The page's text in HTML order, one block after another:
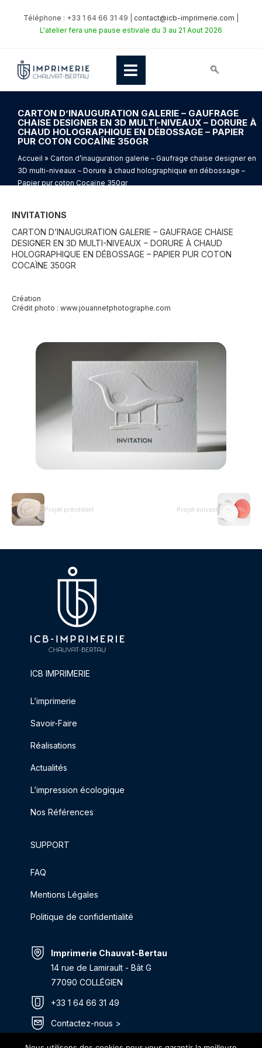
Téléphone : +33 1 64 66 31 49 | contact@icb-imprimerie.com
L'atelier fera une pause estivale du 3 au 21 Aout 2026
CARTON D’INAUGURATION GALERIE – GAUFRAGE
CHAISE DESIGNER EN 3D MULTI-NIVEAUX – DORURE À
CHAUD HOLOGRAPHIQUE EN DÉBOSSAGE – PAPIER
PUR COTON COCAÏNE 350GR
Accueil » Carton d’inauguration galerie – Gaufrage chaise designer en
3D multi-niveaux – Dorure à chaud holographique en débossage –
Papier pur coton Cocaïne 350gr
INVITATIONS
CARTON D’INAUGURATION GALERIE – GAUFRAGE CHAISE
DESIGNER EN 3D MULTI-NIVEAUX – DORURE À CHAUD
HOLOGRAPHIQUE EN DÉBOSSAGE – PAPIER PUR COTON
COCAÏNE 350GR
Création
Crédit photo : www.jouannetphotographe.com
Projet précédent Projet suivant
ICB IMPRIMERIE
L’imprimerie
Savoir-Faire
Réalisations
Actualités
L’impression écologique
Nos Références
SUPPORT
FAQ
Mentions Légales
Politique de confidentialité
Imprimerie Chauvat-Bertau
14 rue de Lamirault - Bât G
77090 COLLÉGIEN
+33 1 64 66 31 49
Contactez-nous >
Itinéraire >